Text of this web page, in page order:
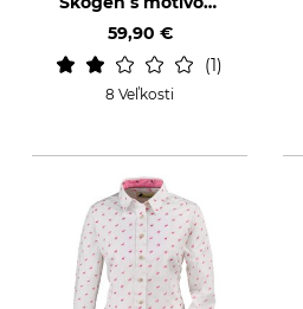
59,90 €
1
8 Veľkosti